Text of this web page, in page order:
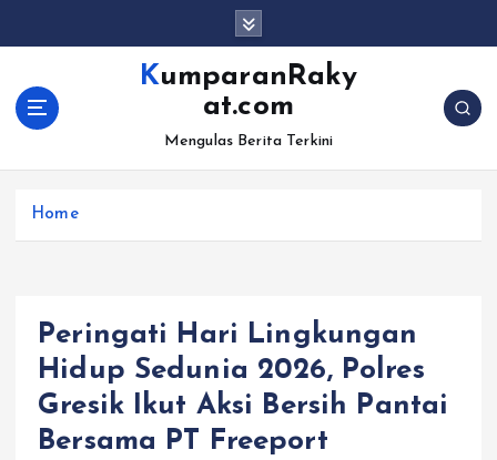
KumparanRaky
at.com
Mengulas Berita Terkini
Home
Peringati Hari Lingkungan
Hidup Sedunia 2026, Polres
Gresik Ikut Aksi Bersih Pantai
Bersama PT Freeport